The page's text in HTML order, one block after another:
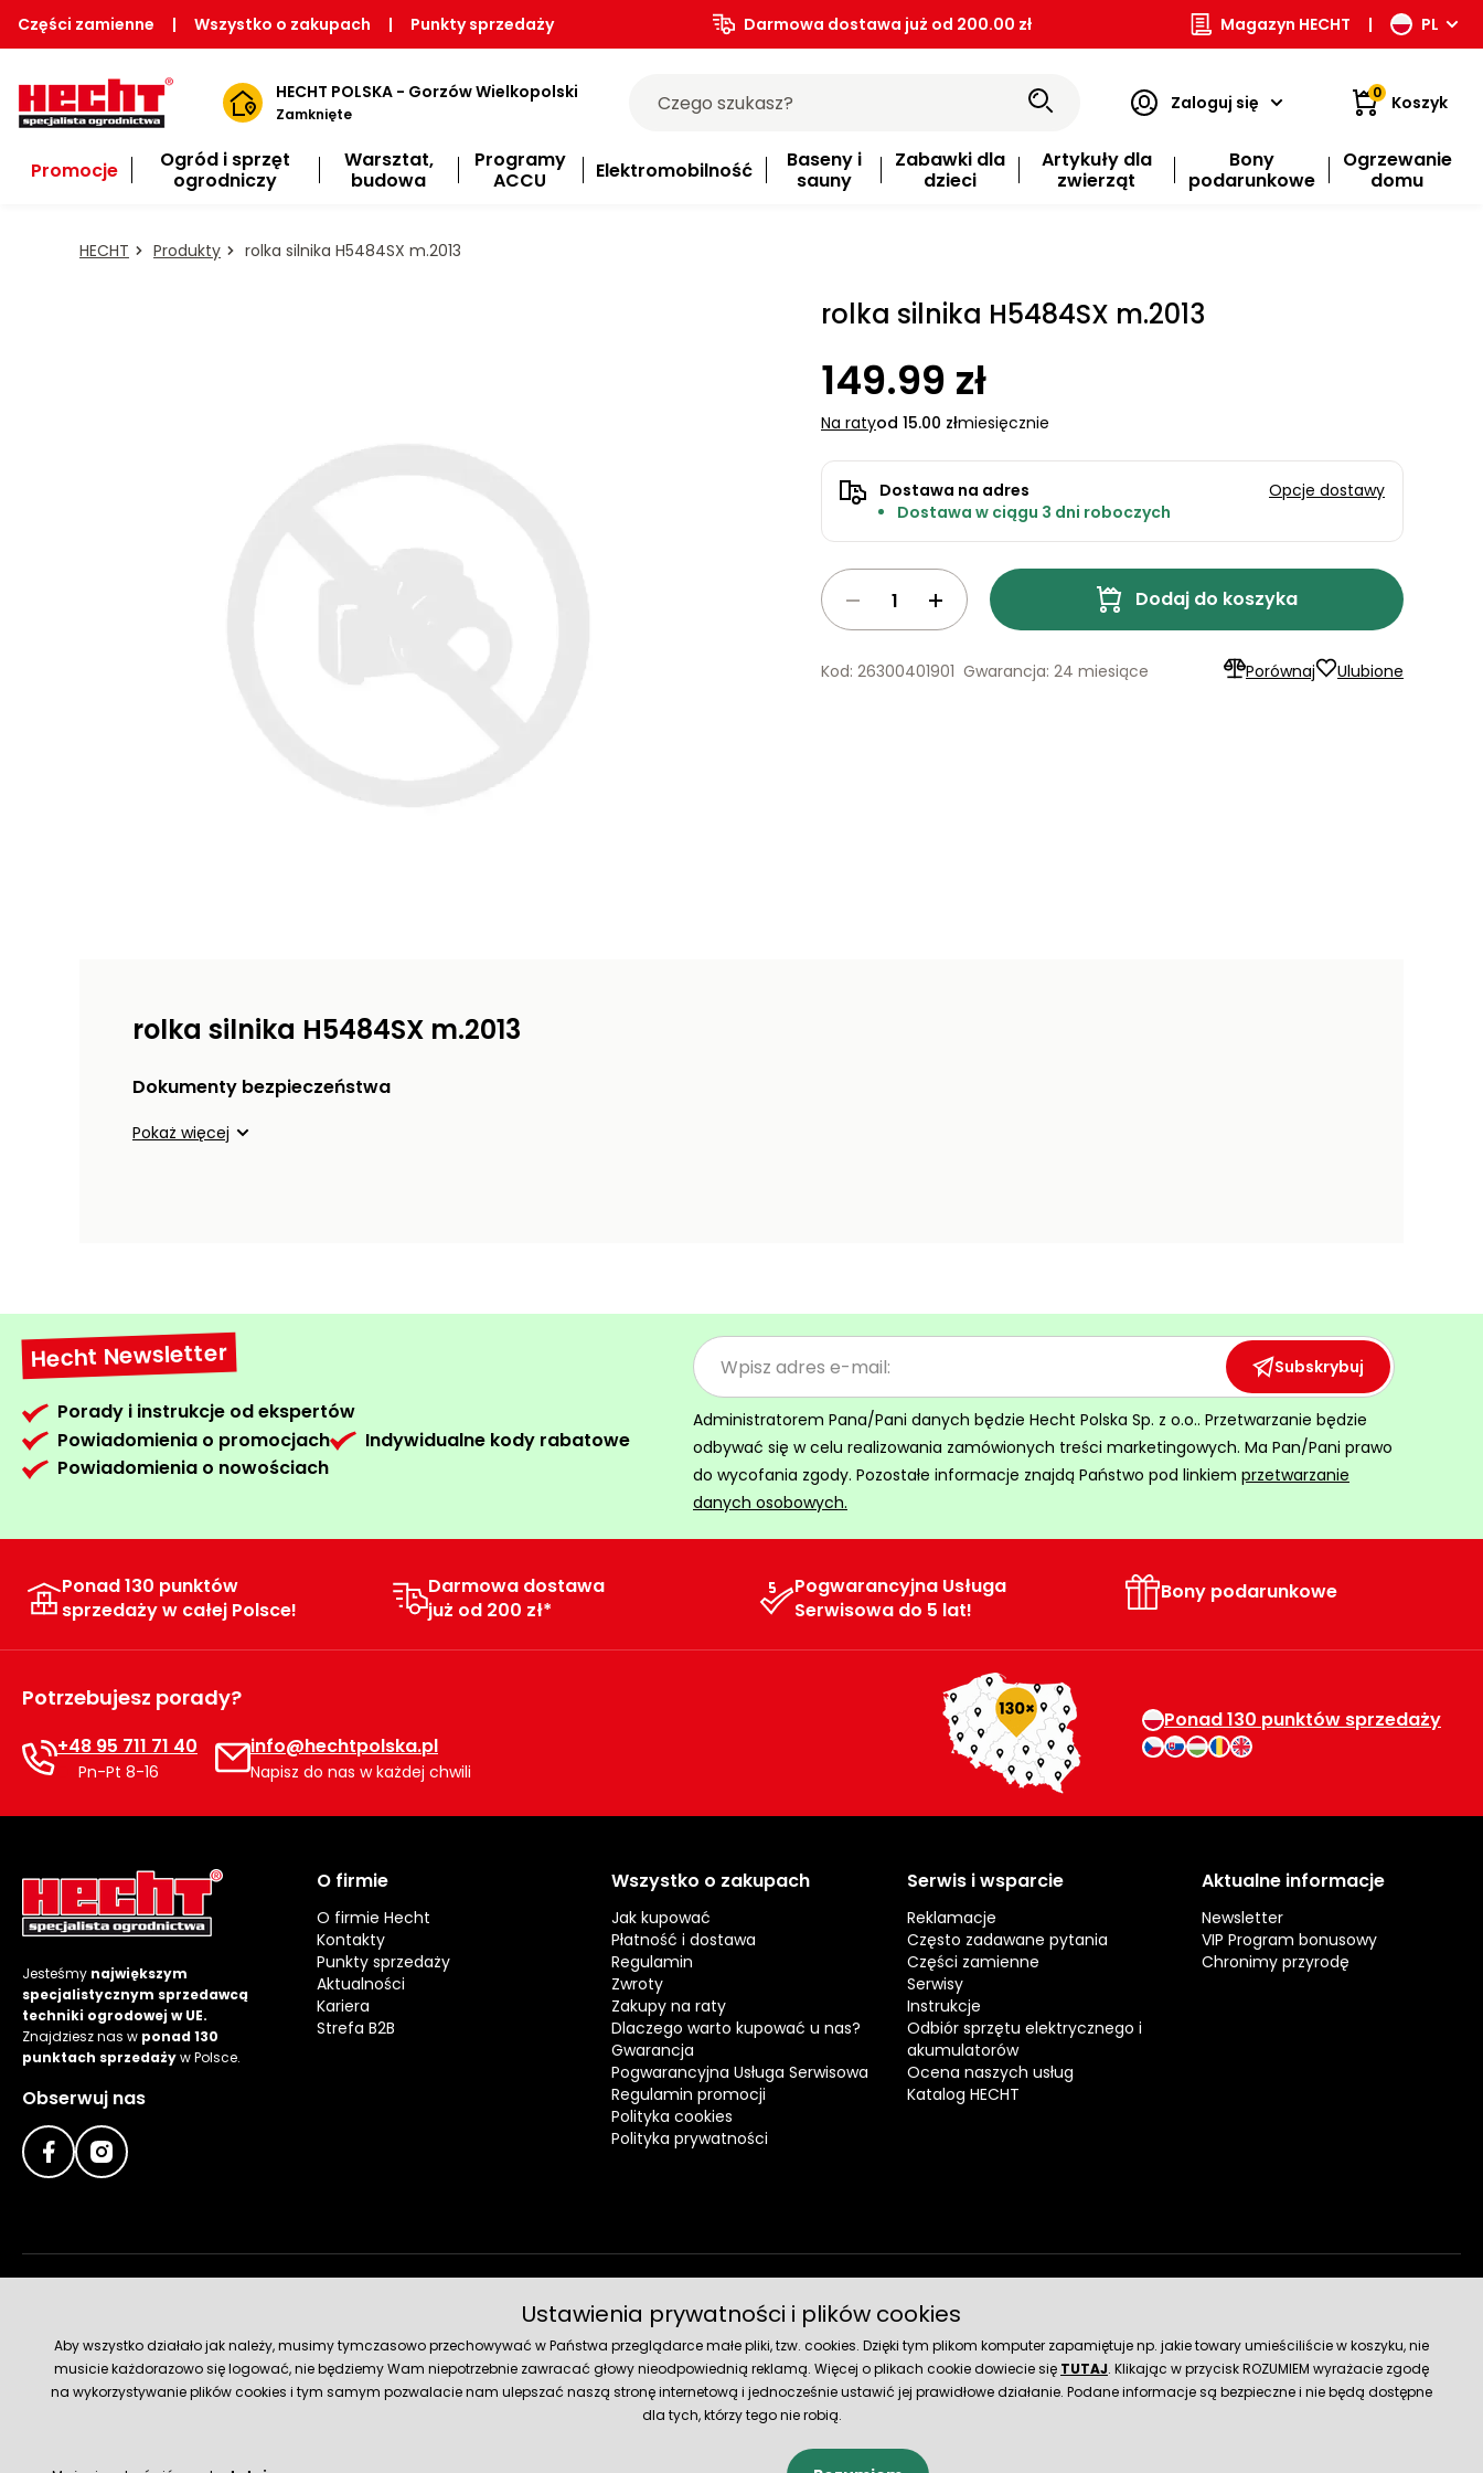
Części zamienne | Wszystko o zakupach | Punkty sprzedaży Darmowa dostawa już od 200.00 zł Magazyn HECHT | PL
HECHT POLSKA - Gorzów Wielkopolski
Zamknięte
Zaloguj się 0 Koszyk
Promocje
Ogród i sprzęt
ogrodniczy
Warsztat,
budowa
Programy
ACCU
Elektromobilność
Baseny i
sauny
Zabawki dla
dzieci
Artykuły dla
zwierząt
Bony
podarunkowe
Ogrzewanie
domu
HECHT Produkty rolka silnika H5484SX m.2013
rolka silnika H5484SX m.2013
149.99 zł
Na ratyod 15.00 złmiesięcznie
Dostawa na adres
Dostawa w ciągu 3 dni roboczych
Opcje dostawy
Dodaj do koszyka
Porównaj Ulubione
Kod: 26300401901 Gwarancja: 24 miesiące
rolka silnika H5484SX m.2013
Dokumenty bezpieczeństwa
Pokaż więcej
Hecht Newsletter
Porady i instrukcje od ekspertów
Powiadomienia o promocjach
Indywidualne kody rabatowe
Powiadomienia o nowościach
Subskrybuj
Administratorem Pana/Pani danych będzie Hecht Polska Sp. z o.o.. Przetwarzanie będzie
odbywać się w celu realizowania zamówionych treści marketingowych. Ma Pan/Pani prawo
do wycofania zgody. Pozostałe informacje znajdą Państwo pod linkiem przetwarzanie
danych osobowych.
Ponad 130 punktów
sprzedaży w całej Polsce!
Darmowa dostawa
już od 200 zł*
Pogwarancyjna Usługa
Serwisowa do 5 lat!
Bony podarunkowe
Potrzebujesz porady?
+48 95 711 71 40
Pn-Pt 8-16
info@hechtpolska.pl
Napisz do nas w każdej chwili
Ponad 130 punktów sprzedaży
Jesteśmy największym
specjalistycznym sprzedawcą
techniki ogrodowej w UE.
Znajdziesz nas w ponad 130
punktach sprzedażyw Polsce.
Obserwuj nas
O firmie
O firmie Hecht
Kontakty
Punkty sprzedaży
Aktualności
Kariera
Strefa B2B
Wszystko o zakupach
Jak kupować
Płatność i dostawa
Regulamin
Zwroty
Zakupy na raty
Dlaczego warto kupować u nas?
Gwarancja
Pogwarancyjna Usługa Serwisowa
Regulamin promocji
Polityka cookies
Polityka prywatności
Serwis i wsparcie
Reklamacje
Często zadawane pytania
Części zamienne
Serwisy
Instrukcje
Odbiór sprzętu elektrycznego i
akumulatorów
Ocena naszych usług
Katalog HECHT
Aktualne informacje
Newsletter
VIP Program bonusowy
Chronimy przyrodę
Metody dostawy
Ustawienia prywatności i plików cookies
Aby wszystko działało jak należy, musimy tymczasowo przechowywać w Państwa przeglądarce małe pliki, tzw. cookies. Dzięki tym plikom komputer zapamiętuje np. jakie towary umieściliście w koszyku, nie
musicie każdorazowo się logować, nie będziemy Wam niepotrzebnie zawracać głowy nieodpowiednią reklamą. Więcej o plikach cookie dowiecie się TUTAJ. Klikając w przycisk ROZUMIEM wyrażacie zgodę
na wykorzystywanie plików cookies i tym samym pozwalacie nam ulepszać naszą stronę internetową i jednocześnie ustawić jej prawidłowe działanie. Podane informacje są bezpieczne i nie będą dostępne
dla tych, którzy tego nie robią.